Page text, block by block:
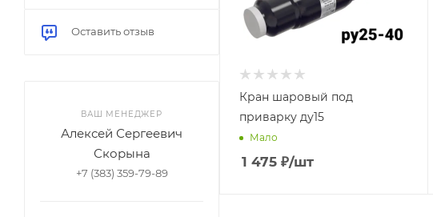
Кран шаровый под
приварку ду15
Мало
1 475 ₽/шт
Оставить отзыв
ВАШ МЕНЕДЖЕР
Алексей Сергеевич
Скорына
+7 (383) 359-79-89